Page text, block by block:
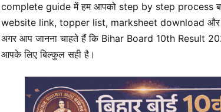
complete guide में हम आपको step by step process
website link, topper list, marksheet download और
अगर आप जानना चाहते हैं कि Bihar Board 10th Result
आपके लिए बिल्कुल सही है।